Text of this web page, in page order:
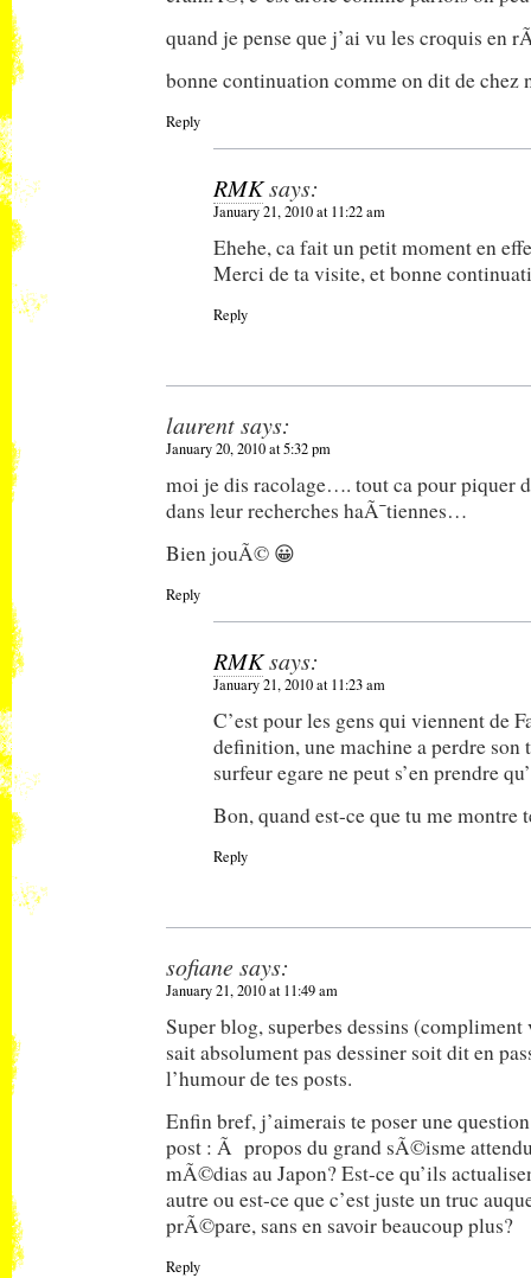
quand je pense que j’ai vu les croquis
bonne continuation comme on dit de chez
Reply
RMKsays:
January 21, 2010 at 11:22 am
Ehehe, ca fait un petit moment en
Merci de ta visite, et bonne
Reply
laurentsays:
January 20, 2010 at 5:32 pm
moi je dis racolage…. tout ca pour piquer
dans leur recherches haÃ¯tiennes…
Bien jouÃ© 😀
Reply
RMKsays:
January 21, 2010 at 11:23 am
C’est pour les gens qui viennent de
definition, une machine a perdre son
surfeur egare ne peut s’en prendre
Bon, quand est-ce que tu me montre
Reply
sofiane says:
January 21, 2010 at 11:49 am
Super blog, superbes dessins (compliment
sait absolument pas dessiner soit dit en
l’humour de tes posts.
Enfin bref, j’aimerais te poser une
post : Ã propos du grand sÃ©isme
mÃ©dias au Japon? Est-ce qu’ils
autre ou est-ce que c’est juste un truc
prÃ©pare, sans en savoir beaucoup plus?
Reply